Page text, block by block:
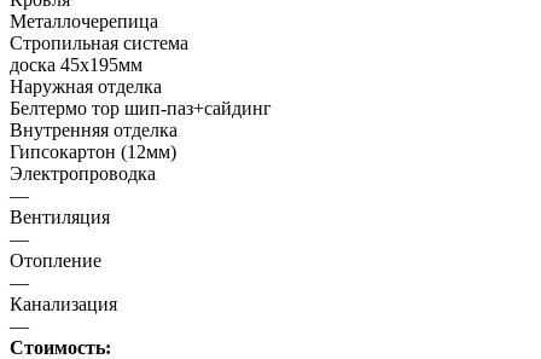
Металлочерепица
Стропильная система
доска 45х195мм
Наружная отделка
Белтермо тор шип-паз+сайдинг
Внутренняя отделка
Гипсокартон (12мм)
Электропроводка
—
Вентиляция
—
Отопление
—
Канализация
—
Стоимость: